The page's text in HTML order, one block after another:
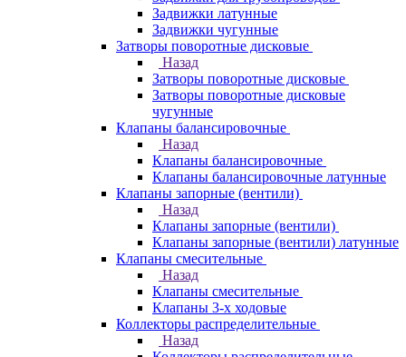
Задвижки латунные
Задвижки чугунные
Затворы поворотные дисковые
Назад
Затворы поворотные дисковые
Затворы поворотные дисковые
чугунные
Клапаны балансировочные
Назад
Клапаны балансировочные
Клапаны балансировочные латунные
Клапаны запорные (вентили)
Назад
Клапаны запорные (вентили)
Клапаны запорные (вентили) латунные
Клапаны смесительные
Назад
Клапаны смесительные
Клапаны 3-х ходовые
Коллекторы распределительные
Назад